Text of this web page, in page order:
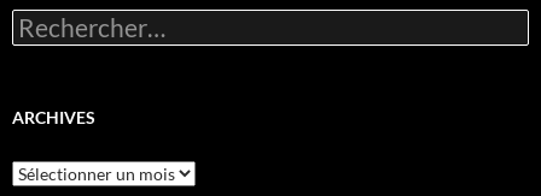
Rechercher :
ARCHIVES
Archives